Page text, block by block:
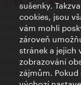
Kontakty
Credits
Prohlášení o ochraně
Terms of Use
Přístupnost
Kontakt pro tisk
sušenky.
cookies, jsou
vám mohli
zároveň
stránek a jejich
zobrazování
zájmům.